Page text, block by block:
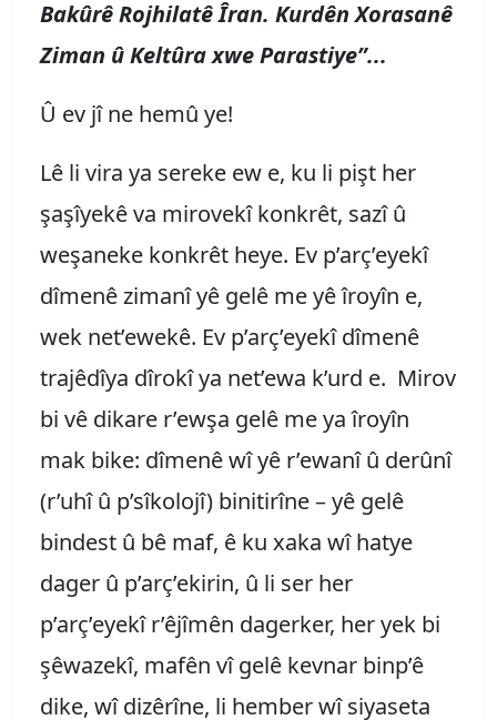
Bakûrê Rojhilatê Îran. Kurdên Xorasanê
Ziman û Keltûra xwe Parastiye”...
Û ev jî ne hemû ye!
Lê li vira ya sereke ew e, ku li pişt her
şaşîyekê va mirovekî konkrêt, sazî û
weşaneke konkrêt heye. Ev p’arç’eyekî
dîmenê zimanî yê gelê me yê îroyîn e,
wek net’ewekê. Ev p’arç’eyekî dîmenê
trajêdîya dîrokî ya net’ewa k’urd e. Mirov
bi vê dikare r’ewşa gelê me ya îroyîn
mak bike: dîmenê wî yê r’ewanî û derûnî
(r’uhî û p’sîkolojî) binitirîne – yê gelê
bindest û bê maf, ê ku xaka wî hatye
dager û p’arç’ekirin, û li ser her
p’arç’eyekî r’êjîmên dagerker, her yek bi
şêwazekî, mafên vî gelê kevnar binp’ê
dike, wî dizêrîne, li hember wî siyaseta